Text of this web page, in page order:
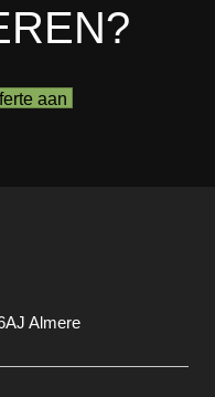
aan
Almere